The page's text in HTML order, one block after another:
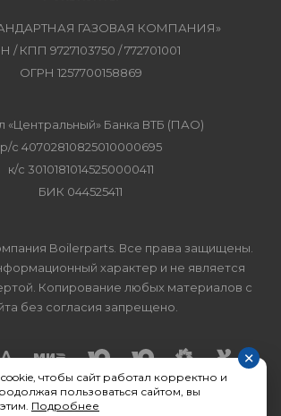
×
чтобы сайт работал корректно и
пользоваться сайтом, вы
Подробнее
ГАЗОВАЯ КОМПАНИЯ»
/ КПП 9727103750 / 772701001
ОГРН 1257700158869
«Центральный» Банка ВТБ (ПАО)
р/с 40702810825010000695
к/с 30101810145250000411
БИК 044525411
Boilerparts. Все права защищены.
характер и не является
Копирование любых материалов с
без согласия запрещено.